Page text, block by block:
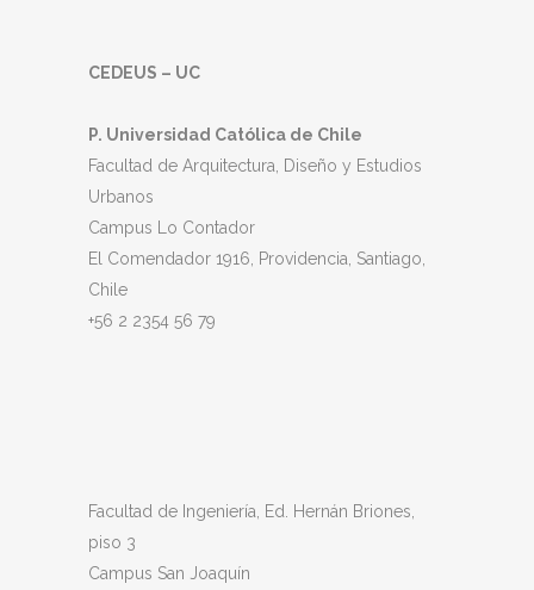
CEDEUS – UC
P. Universidad Católica de Chile
Facultad de Arquitectura, Diseño y Estudios
Urbanos
Campus Lo Contador
El Comendador 1916, Providencia, Santiago,
Chile
+56 2 2354 56 79
Facultad de Ingeniería, Ed. Hernán Briones,
piso 3
Campus San Joaquín